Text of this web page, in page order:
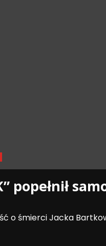
popełnił
o śmierci Jacka